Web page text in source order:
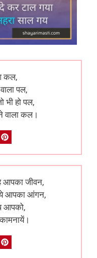
कल,
पल,
भी हो पल,
वाला कल।
आपका जीवन,
आपका आंगन,
आपको,